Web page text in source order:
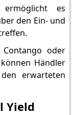
es
den Ein- und
oder
Händler
erwarteten
Yield